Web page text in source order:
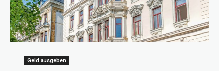
Geld ausgeben